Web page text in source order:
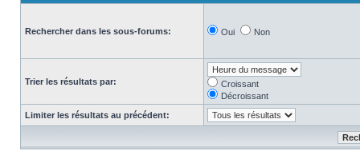
Rechercher dans les sous-forums: Oui Non
Trier les résultats par:
Croissant
Décroissant
Limiter les résultats au précédent: